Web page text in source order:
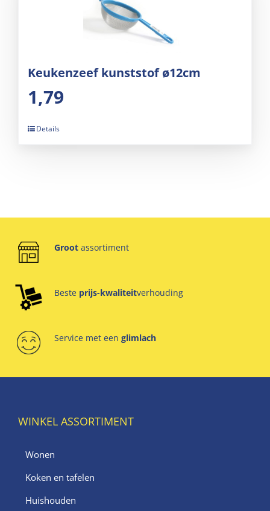
Keukenzeef kunststof ø12cm
1,79
Details
Groot assortiment
Beste prijs-kwaliteitverhouding
Service met een glimlach
WINKEL ASSORTIMENT
Wonen
Koken en tafelen
Huishouden